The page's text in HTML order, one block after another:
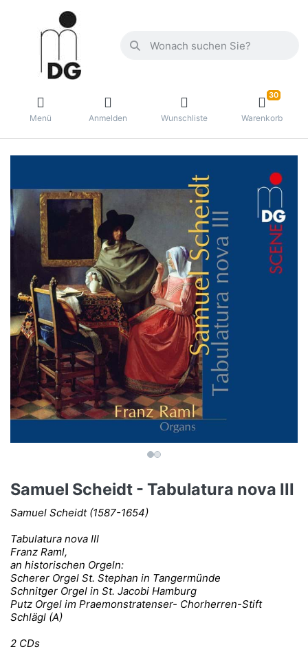
Menü Anmelden Wunschliste
30
Warenkorb
Samuel Scheidt - Tabulatura nova III
Samuel Scheidt (1587-1654)
Tabulatura nova III
Franz Raml,
an historischen Orgeln:
Scherer Orgel St. Stephan in Tangermünde
Schnitger Orgel in St. Jacobi Hamburg
Putz Orgel im Praemonstratenser- Chorherren-Stift
Schlägl (A)
2 CDs